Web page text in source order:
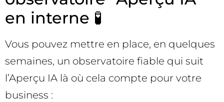
en interne 🧪
Vous pouvez mettre en place, en quelques
semaines, un observatoire fiable qui suit
l’Aperçu IA là où cela compte pour votre
business :